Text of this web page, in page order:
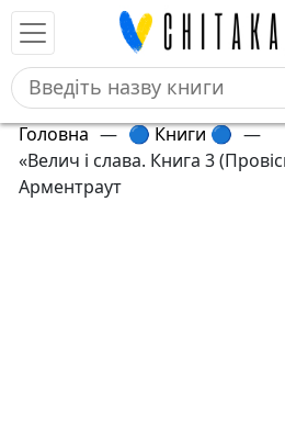
Головна — 🔵 Книги 🔵 —
«Велич і слава. Книга 3
Арментраут